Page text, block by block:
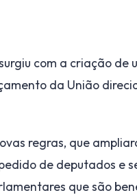
com a criação de
da União
regras, que
de deputados e
que são